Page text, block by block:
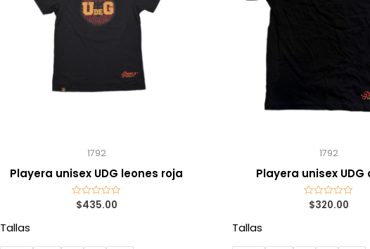
1792
Playera unisex UDG leones roja
Valorado
con
$435.00
Tallas
1792
Playera unisex UDG
Valorado
con
$320.00
Tallas